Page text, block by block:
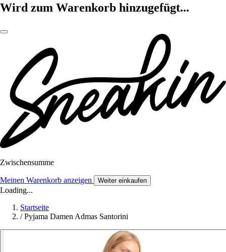
Wird zum Warenkorb hinzugefügt...
Zwischensumme
Meinen Warenkorb anzeigen Weiter einkaufen
Loading...
Startseite
/ Pyjama Damen Admas Santorini